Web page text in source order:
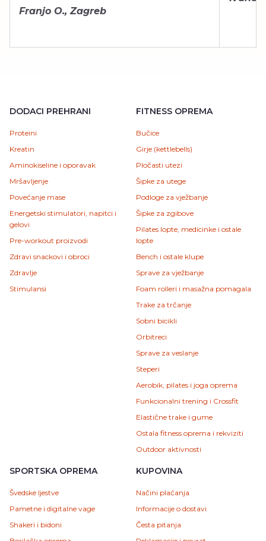
Franjo O., Zagreb
DODACI PREHRANI
Proteini
Kreatin
Aminokiseline i oporavak
Mršavljenje
Povećanje mase
Energetski stimulatori, napitci i
gelovi
Pre-workout proizvodi
Zdravi snackovi i obroci
Zdravlje
Stimulansi
FITNESS OPREMA
Bučice
Girje (kettlebells)
Pločasti utezi
Šipke za utege
Podloge za vježbanje
Šipke za zgibove
Pilates lopte, medicinke i ostale
lopte
Bench i ostale klupe
Sprave za vježbanje
Foam rolleri i masažna pomagala
Trake za trčanje
Sobni bicikli
Orbitreci
Sprave za veslanje
Steperi
Aerobik, pilates i joga oprema
Funkcionalni trening i Crossfit
Elastične trake i gume
Ostala fitness oprema i rekviziti
Outdoor aktivnosti
SPORTSKA OPREMA
Švedske ljestve
Pametne i digitalne vage
Shakeri i bidoni
KUPOVINA
Načini plaćanja
Informacije o dostavi
Česta pitanja